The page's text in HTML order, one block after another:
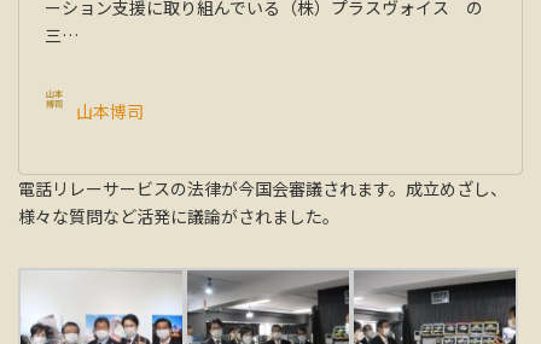
ーション支援に取り組んでいる（株）プラスヴォイス の
三…
山本博司
電話リレーサービスの法律が今国会審議されます。成立めざし、
様々な質問など活発に議論がされました。